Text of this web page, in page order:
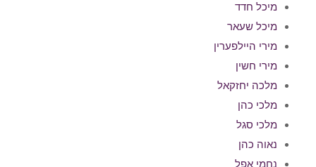
מיכל חדד
מיכל שעאר
מירי היילפערין
מירי חשין
מלכה יחזקאל
מלכי כהן
מלכי סגל
נאוה כהן
נחמי אפל